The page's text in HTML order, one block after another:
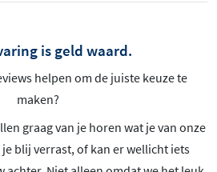
is geld waard.
helpen om de juiste keuze te
maken?
graag van je horen wat je van onze
blij verrast, of kan er wellicht iets